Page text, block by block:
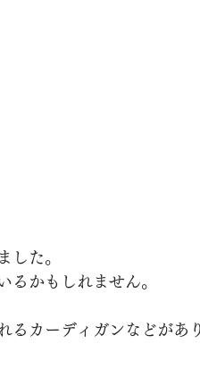
した。
るかもしれません。
るカーディガンなどがあ